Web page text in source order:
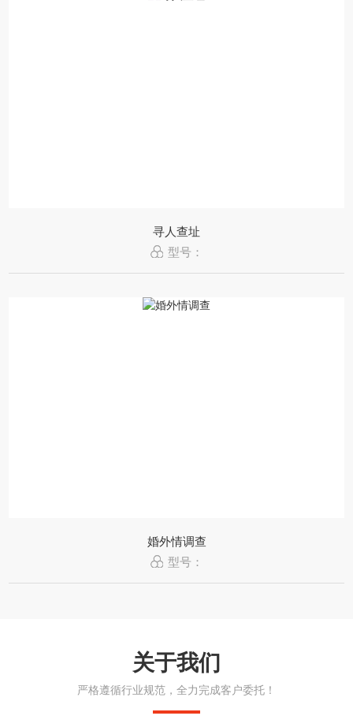
寻人查址
型号：
婚外情调查
型号：
关于我们
严格遵循行业规范，全力完成客户委托！